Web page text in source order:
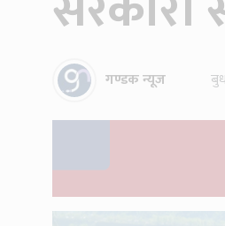
गण्डक न्यूज